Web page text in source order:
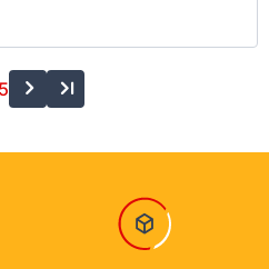
5